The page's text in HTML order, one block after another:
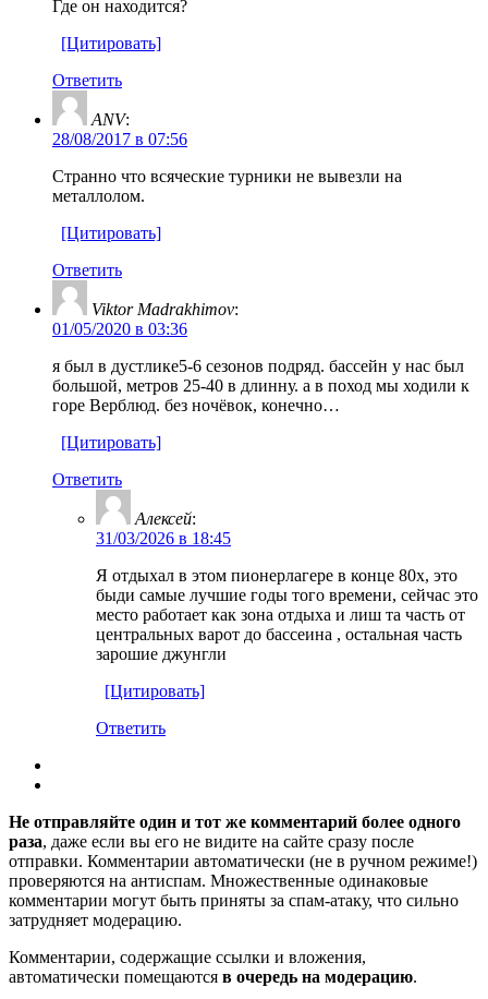
Где он находится?
[Цитировать]
Ответить
ANV:
28/08/2017 в 07:56
Странно что всяческие турники не вывезли на
металлолом.
[Цитировать]
Ответить
Viktor Madrakhimov:
01/05/2020 в 03:36
я был в дустлике5-6 сезонов подряд. бассейн у нас был
большой, метров 25-40 в длинну. а в поход мы ходили к
горе Верблюд. без ночёвок, конечно…
[Цитировать]
Ответить
Алексей:
31/03/2026 в 18:45
Я отдыхал в этом пионерлагере в конце 80х, это
быди самые лучшие годы того времени, сейчас это
место работает как зона отдыха и лиш та часть от
центральных варот до бассеина , остальная часть
зарошие джунгли
[Цитировать]
Ответить
Не отправляйте один и тот же комментарий более одного
раза, даже если вы его не видите на сайте сразу после
отправки. Комментарии автоматически (не в ручном режиме!)
проверяются на антиспам. Множественные одинаковые
комментарии могут быть приняты за спам-атаку, что сильно
затрудняет модерацию.
Комментарии, содержащие ссылки и вложения,
автоматически помещаются в очередь на модерацию.